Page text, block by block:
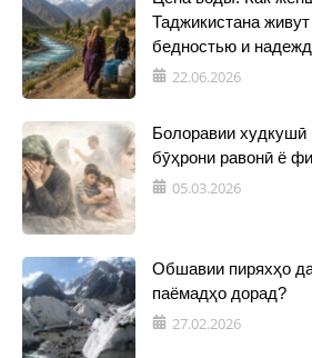
Таджикистана
бедностью и
22.06.2026
Болоравии худкушӣ
бӯҳрони равонӣ ё
05.03.2026
Обшавии пиряхҳо
паёмадҳо дорад?
27.02.2026